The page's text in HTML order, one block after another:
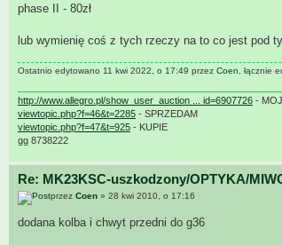
phase II - 80zł
lub wymienię coś z tych rzeczy na to co jest pod
Ostatnio edytowano 11 kwi 2022, o 17:49 przez Coen , łącznie
http://www.allegro.pl/show_user_auction ... id=6907726 -
viewtopic.php?f=46&t=2285 - SPRZEDAM
viewtopic.php?f=47&t=925 - KUPIE
gg 8738222
Re: MK23KSC-uszkodzony/OPTYKA/
przez Coen » 28 kwi 2010, o 17:16
dodana kolba i chwyt przedni do g36